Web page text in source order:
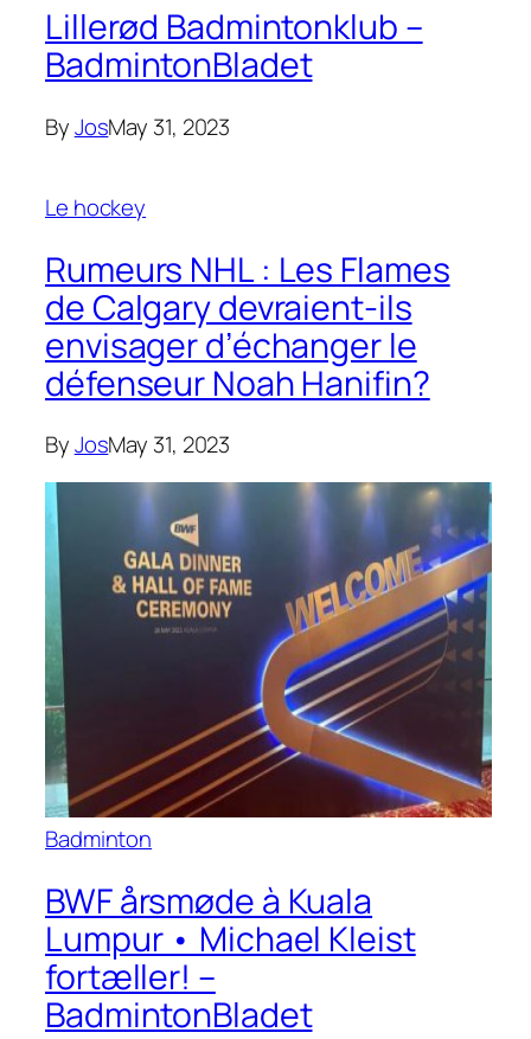
Lillerød Badmintonklub –
BadmintonBladet
ByJosMay 31, 2023
Le hockey
Rumeurs NHL : Les Flames
de Calgary devraient-ils
envisager d’échanger le
défenseur Noah Hanifin?
ByJosMay 31, 2023
Badminton
BWF årsmøde à Kuala
Lumpur • Michael Kleist
fortæller! –
BadmintonBladet